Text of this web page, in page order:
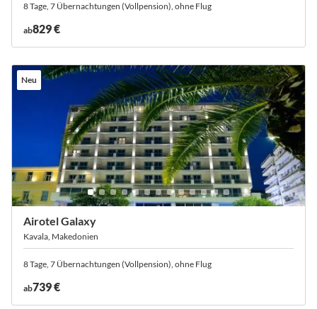
8 Tage, 7 Übernachtungen (Vollpension), ohne Flug
ab829 €
Neu
Airotel Galaxy
Kavala, Makedonien
8 Tage, 7 Übernachtungen (Vollpension), ohne Flug
ab739 €